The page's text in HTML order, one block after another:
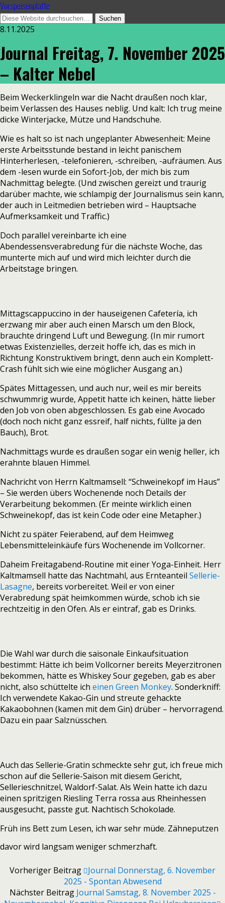
Vorspeisenplatte
8.11.2025
Journal Freitag, 7. November 2025
– Kalter Nebel
Beim Weckerklingeln war die Nacht draußen noch klar,
beim Verlassen des Hauses neblig. Und kalt: Ich trug meine
dicke Winterjacke, Mütze und Handschuhe.
Wie es halt so ist nach ungeplanter Abwesenheit: Meine
erste Arbeitsstunde bestand in leicht panischem
Hinterherlesen, -telefonieren, -schreiben, -aufräumen. Aus
dem -lesen wurde ein Sofort-Job, der mich bis zum
Nachmittag belegte. (Und zwischen gereizt und traurig
darüber machte, wie schlampig der Journalismus sein kann,
der auch in Leitmedien betrieben wird – Hauptsache
Aufmerksamkeit und Traffic.)
Doch parallel vereinbarte ich eine
Abendessensverabredung für die nächste Woche, das
munterte mich auf und wird mich leichter durch die
Arbeitstage bringen.
Mittagscappuccino in der hauseigenen Cafetería, ich
erzwang mir aber auch einen Marsch um den Block,
brauchte dringend Luft und Bewegung. (In mir rumort
etwas Existenzielles, derzeit hoffe ich, das es mich in
Richtung Konstruktivem bringt, denn auch ein Komplett-
Crash fühlt sich wie eine möglicher Ausgang an.)
Spätes Mittagessen, und auch nur, weil es mir bereits
schwummrig wurde, Appetit hatte ich keinen, hätte lieber
den Job von oben abgeschlossen. Es gab eine Avocado
(doch noch nicht ganz essreif, half nichts, füllte ja den
Bauch), Brot.
Nachmittags wurde es draußen sogar ein wenig heller, ich
erahnte blauen Himmel.
Nachricht von Herrn Kaltmamsell: “Schweinekopf im Haus”
– Sie werden übers Wochenende noch Details der
Verarbeitung bekommen. (Er meinte wirklich einen
Schweinekopf, das ist kein Code oder eine Metapher.)
Nicht zu später Feierabend, auf dem Heimweg
Lebensmitteleinkäufe fürs Wochenende im Vollcorner.
Daheim Freitagabend-Routine mit einer Yoga-Einheit. Herr
Kaltmamsell hatte das Nachtmahl, aus Ernteanteil Sellerie-
Lasagne, bereits vorbereitet. Weil er von einer
Verabredung spät heimkommen würde, schob ich sie
rechtzeitig in den Ofen. Als er eintraf, gab es Drinks.
Die Wahl war durch die saisonale Einkaufsituation
bestimmt: Hätte ich beim Vollcorner bereits Meyerzitronen
bekommen, hätte es Whiskey Sour gegeben, gab es aber
nicht, also schüttelte ich einen Green Monkey. Sonderkniff:
Ich verwendete Kakao-Gin und streute gehackte
Kakaobohnen (kamen mit dem Gin) drüber – hervorragend.
Dazu ein paar Salznüsschen.
Auch das Sellerie-Gratin schmeckte sehr gut, ich freue mich
schon auf die Sellerie-Saison mit diesem Gericht,
Sellerieschnitzel, Waldorf-Salat. Als Wein hatte ich dazu
einen spritzigen Riesling Terra rossa aus Rheinhessen
ausgesucht, passte gut. Nachtisch Schokolade.
Früh ins Bett zum Lesen, ich war sehr müde. Zähneputzen
davor wird langsam weniger schmerzhaft.
Vorheriger Beitrag
Journal Donnerstag, 6. November
2025 - Spontan Abwesend
Nächster Beitrag Journal Samstag, 8. November 2025 -